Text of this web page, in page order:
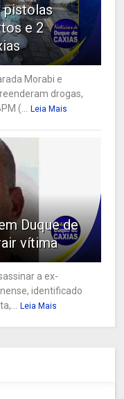
pistolas
e 2
Morabi e
drogas,
(...
Leia Mais
Duque de
vítima
a ex-
identificado
Leia Mais